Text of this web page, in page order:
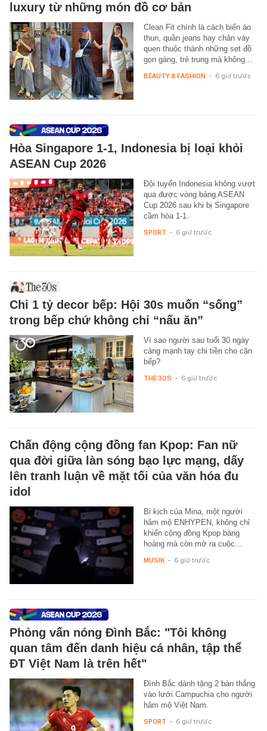
luxury từ những món đồ cơ bản
Clean Fit chính là cách biến áo
thun, quần jeans hay chân váy
quen thuộc thành những set đồ
gọn gàng, trẻ trung mà không…
BEAUTY & FASHION - 6 giờ trước
Hòa Singapore 1-1, Indonesia bị loại khỏi
ASEAN Cup 2026
Đội tuyển Indonesia không vượt
qua được vòng bảng ASEAN
Cup 2026 sau khi bị Singapore
cầm hòa 1-1.
SPORT - 6 giờ trước
Chi 1 tỷ decor bếp: Hội 30s muốn “sống”
trong bếp chứ không chỉ “nấu ăn”
Vì sao người sau tuổi 30 ngày
càng mạnh tay chi tiền cho căn
bếp?
THE 30S - 6 giờ trước
Chấn động cộng đồng fan Kpop: Fan nữ
qua đời giữa làn sóng bạo lực mạng, dấy
lên tranh luận về mặt tối của văn hóa đu
idol
Bi kịch của Mina, một người
hâm mộ ENHYPEN, không chỉ
khiến cộng đồng Kpop bàng
hoàng mà còn mở ra cuộc…
MUSIK - 6 giờ trước
Phỏng vấn nóng Đình Bắc: "Tôi không
quan tâm đến danh hiệu cá nhân, tập thể
ĐT Việt Nam là trên hết"
Đình Bắc dành tặng 2 bàn thắng
vào lưới Campuchia cho người
hâm mộ Việt Nam.
SPORT - 6 giờ trước